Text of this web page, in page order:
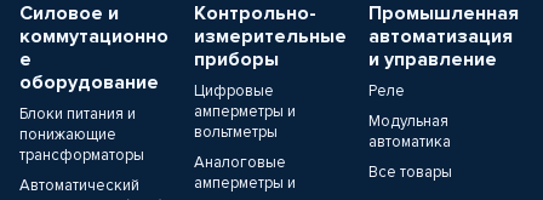
Силовое и
коммутационно
е
оборудование
Блоки питания и
понижающие
трансформаторы
Автоматический
Контрольно-
измерительные
приборы
Цифровые
амперметры и
вольтметры
Аналоговые
амперметры и
Промышленная
автоматизация
и управление
Реле
Модульная
автоматика
Все товары